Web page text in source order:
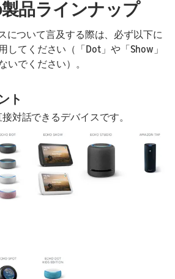
製品ラインナップ
について言及する際は、必ず以下に
してください（「Dot」や「Show」
いでください）。
ト
対話できるデバイスです。